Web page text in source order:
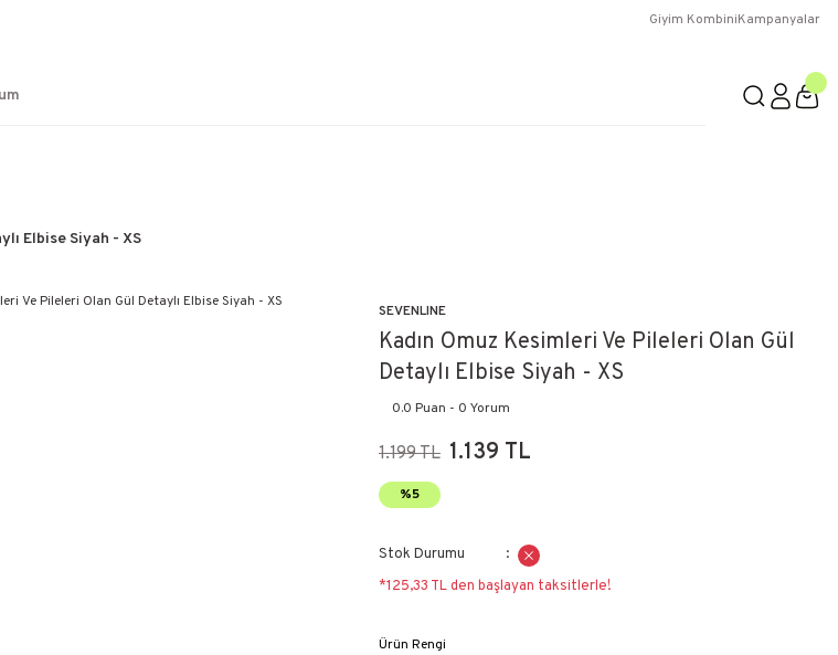
Giyim KombiniKampanyalar
Elbise Siyah - XS
SEVENLINE
Kadın Omuz Kesimleri Ve Pileleri Olan Gül
Detaylı Elbise Siyah - XS
0.0 Puan - 0 Yorum
1.199 TL 1.139 TL
%5
Stok Durumu
*125,33 TL den başlayan taksitlerle!
Ürün Rengi